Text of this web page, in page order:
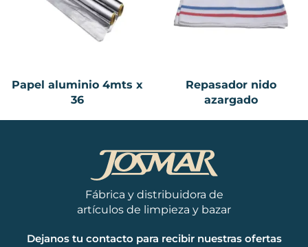
Papel aluminio 4mts x
36
Repasador nido
azargado
Fábrica y distribuidora de
artículos de limpieza y bazar
Dejanos tu contacto para recibir nuestras ofertas